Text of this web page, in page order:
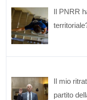
Il PNRR
Il mio
partito